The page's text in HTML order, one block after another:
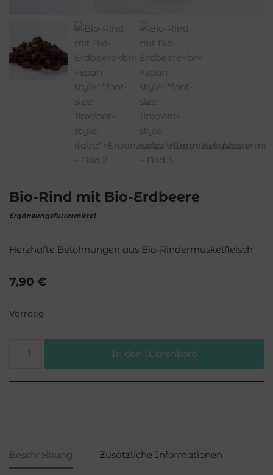
Bio-Rind mit Bio-Erdbeere
Ergänzungsfuttermittel
Herzhafte Belohnungen aus Bio-Rindermuskelfleisch
7,90 €
Vorrätig
In den Warenkorb
Beschreibung Zusätzliche Informationen